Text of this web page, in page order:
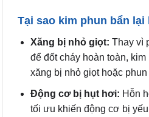
Tại sao kim phun bẩn lại
Xăng bị nhỏ giọt: Thay vì
để đốt cháy hoàn toàn,
xăng bị nhỏ giọt hoặc
Động cơ bị hụt hơi: Hỗn
tối ưu khiến động cơ bị